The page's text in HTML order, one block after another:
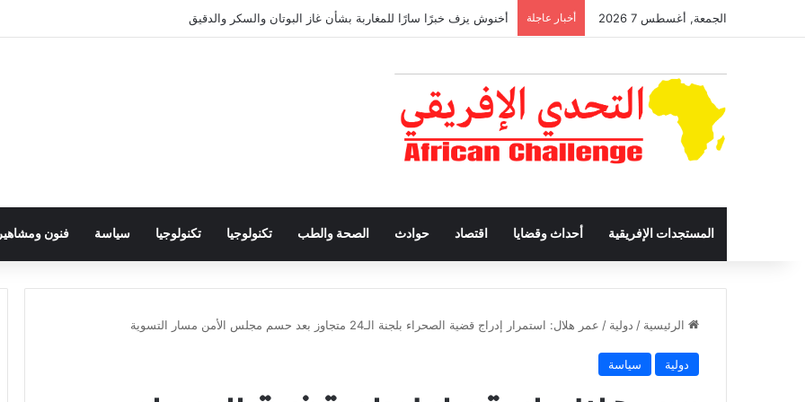
الجمعة, أغسطس 7 2026 أخبار عاجلة أخنوش يزف خبرًا سارًا للمغاربة بشأن غاز البوتان والسكر والدقيق
المستجدات الإفريقية أحداث وقضايا اقتصاد حوادث الصحة والطب تكنولوجيا تكنولوجيا سياسة فنون ومشاهير
الرئيسية / دولية / عمر هلال: استمرار إدراج قضية الصحراء بلجنة الـ24 متجاوز بعد حسم مجلس الأمن مسار التسوية
دولية سياسة